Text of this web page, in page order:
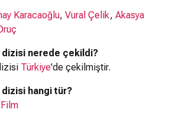
Karacaoğlu, Vural Çelik, Akasya
dizisi nerede çekildi?
Türkiye'de çekilmiştir.
dizisi hangi tür?
Film